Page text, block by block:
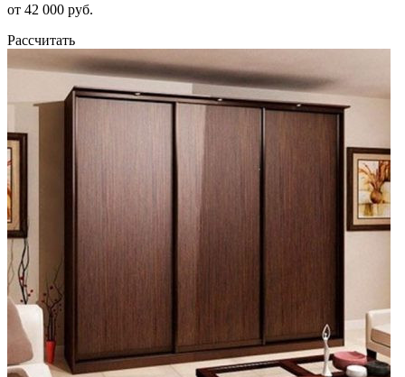
от 42 000 руб.
Рассчитать